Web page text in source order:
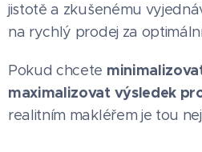
jistotě a zkušenému
na rychlý prodej za
Pokud chcete
maximalizovat výsledek
realitním makléřem je tou